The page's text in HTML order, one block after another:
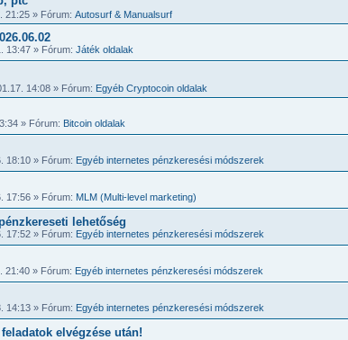
21:25 » Fórum: Autosurf & Manualsurf
13:47 » Fórum: Játék oldalak
14:08 » Fórum: Egyéb Cryptocoin oldalak
» Fórum: Bitcoin oldalak
18:10 » Fórum: Egyéb internetes pénzkeresési módszerek
17:56 » Fórum: MLM (Multi-level marketing)
lehetőség
17:52 » Fórum: Egyéb internetes pénzkeresési módszerek
21:40 » Fórum: Egyéb internetes pénzkeresési módszerek
14:13 » Fórum: Egyéb internetes pénzkeresési módszerek
elvégzése után!